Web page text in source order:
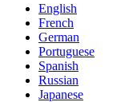
English
French
German
Portuguese
Spanish
Russian
Japanese